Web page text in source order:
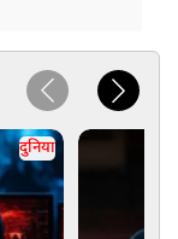
दुनिया